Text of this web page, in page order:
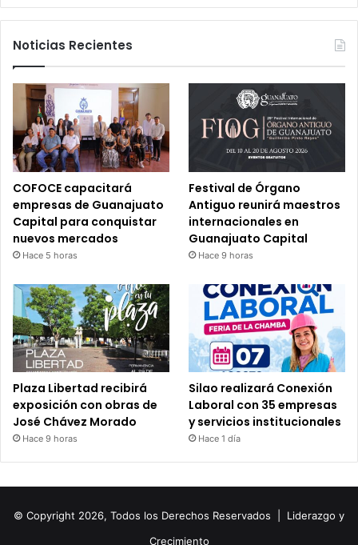
Noticias Recientes
COFOCE capacitará
empresas de Guanajuato
Capital para conquistar
nuevos mercados
Hace 5 horas
Festival de Órgano
Antiguo reunirá maestros
internacionales en
Guanajuato Capital
Hace 9 horas
Plaza Libertad recibirá
exposición con obras de
José Chávez Morado
Hace 9 horas
Silao realizará Conexión
Laboral con 35 empresas
y servicios institucionales
Hace 1 día
© Copyright 2026, Todos los Derechos Reservados | Liderazgo y
Crecimiento